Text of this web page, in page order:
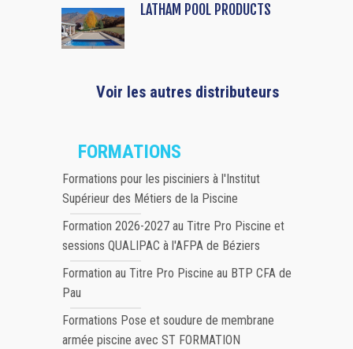
LATHAM POOL PRODUCTS
Voir les autres distributeurs
FORMATIONS
Formations pour les pisciniers à l'Institut
Supérieur des Métiers de la Piscine
Formation 2026-2027 au Titre Pro Piscine et
sessions QUALIPAC à l'AFPA de Béziers
Formation au Titre Pro Piscine au BTP CFA de
Pau
Formations Pose et soudure de membrane
armée piscine avec ST FORMATION